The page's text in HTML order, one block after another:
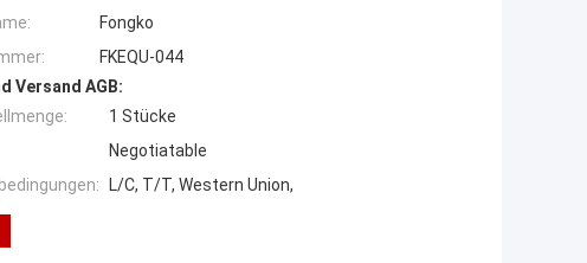
Fongko
FKEQU-044
Versand AGB:
1 Stücke
Negotiatable
L/C, T/T, Western Union,